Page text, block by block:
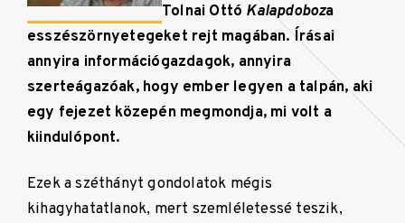
Tolnai Ottó Kalapdoboza
esszészörnyetegeket rejt magában. Írásai
annyira információgazdagok, annyira
szerteágazóak, hogy ember legyen a talpán, aki
egy fejezet közepén megmondja, mi volt a
kiindulópont.
Ezek a széthányt gondolatok mégis
kihagyhatatlanok, mert szemléletessé teszik,